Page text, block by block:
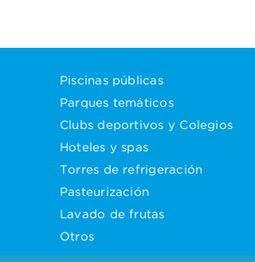
Piscinas públicas
Parques temáticos
Clubs deportivos y Colegios
Hoteles y spas
Torres de refrigeración
Pasteurización
Lavado de frutas
Otros